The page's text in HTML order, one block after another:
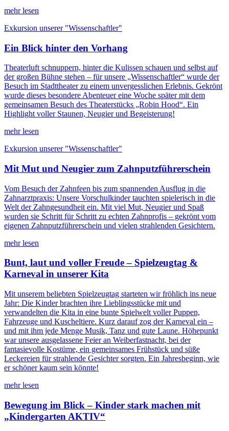
mehr lesen
Exkursion unserer "Wissenschaftler"
Ein Blick hinter den Vorhang
Theaterluft schnuppern, hinter die Kulissen schauen und selbst auf
der großen Bühne stehen – für unsere „Wissenschaftler“ wurde der
Besuch im Stadttheater zu einem unvergesslichen Erlebnis. Gekrönt
wurde dieses besondere Abenteuer eine Woche später mit dem
gemeinsamen Besuch des Theaterstücks „Robin Hood“. Ein
Highlight voller Staunen, Neugier und Begeisterung!
mehr lesen
Exkursion unserer "Wissenschaftler"
Mit Mut und Neugier zum Zahnputzführerschein
Vom Besuch der Zahnfeen bis zum spannenden Ausflug in die
Zahnarztpraxis: Unsere Vorschulkinder tauchten spielerisch in die
Welt der Zahngesundheit ein. Mit viel Mut, Neugier und Spaß
wurden sie Schritt für Schritt zu echten Zahnprofis – gekrönt vom
eigenen Zahnputzführerschein und vielen strahlenden Gesichtern.
mehr lesen
Bunt, laut und voller Freude – Spielzeugtag &
Karneval in unserer Kita
Mit unserem beliebten Spielzeugtag starteten wir fröhlich ins neue
Jahr: Die Kinder brachten ihre Lieblingsstücke mit und
verwandelten die Kita in eine bunte Spielwelt voller Puppen,
Fahrzeuge und Kuscheltiere. Kurz darauf zog der Karneval ein –
und mit ihm jede Menge Musik, Tanz und gute Laune. Höhepunkt
war unsere ausgelassene Feier an Weiberfastnacht, bei der
fantasievolle Kostüme, ein gemeinsames Frühstück und süße
Leckereien für strahlende Gesichter sorgten. Ein Jahresbeginn, wie
er schöner kaum sein könnte!
mehr lesen
Bewegung im Blick – Kinder stark machen mit
„Kindergarten AKTIV“